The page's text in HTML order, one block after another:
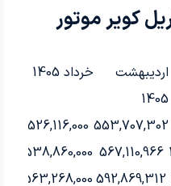
کویر موتور
اردیبهشت
1405
خرداد 1405
553,707,302
526,116,000
567,110,966
538,860,000
592,869,312
563,268,000